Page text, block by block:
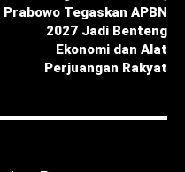
Prabowo Tegaskan APBN
2027 Jadi Benteng
Ekonomi dan Alat
Perjuangan Rakyat